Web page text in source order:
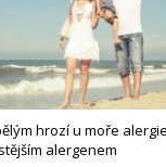
hrozí u moře
alergenem